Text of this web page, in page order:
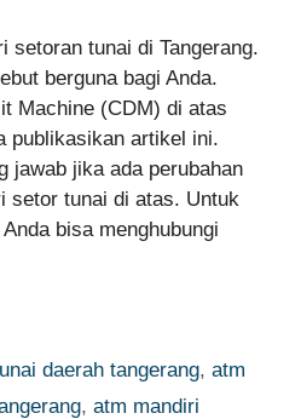
setoran tunai di Tangerang.
berguna bagi Anda.
Machine (CDM) di atas
publikasikan artikel ini.
jawab jika ada perubahan
setor tunai di atas. Untuk
bisa menghubungi
daerah tangerang,atm
, atm mandiri